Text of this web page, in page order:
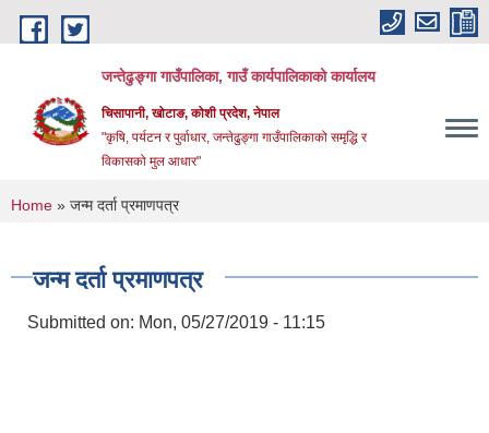
Skip to main content
जन्तेढुङ्गा गाउँपालिका, गाउँ कार्यपालिकाको कार्यालय
चिसापानी, खोटाङ, कोशी प्रदेश, नेपाल
"कृषि, पर्यटन र पुर्वाधार, जन्तेढुङ्गा गाउँपालिकाको समृद्धि र
विकासको मुल आधार"
You are here
Home » जन्म दर्ता प्रमाणपत्र
जन्म दर्ता प्रमाणपत्र
Submitted on: Mon, 05/27/2019 - 11:15